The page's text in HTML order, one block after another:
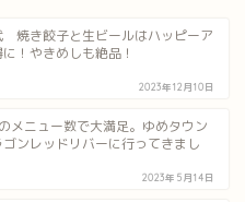
焼き餃子と生ビールはハッピーア
！やきめしも絶品！
2023年12月10日
メニュー数で大満足。ゆめタウン
ンレッドリバーに行ってきまし
2023年5月14日